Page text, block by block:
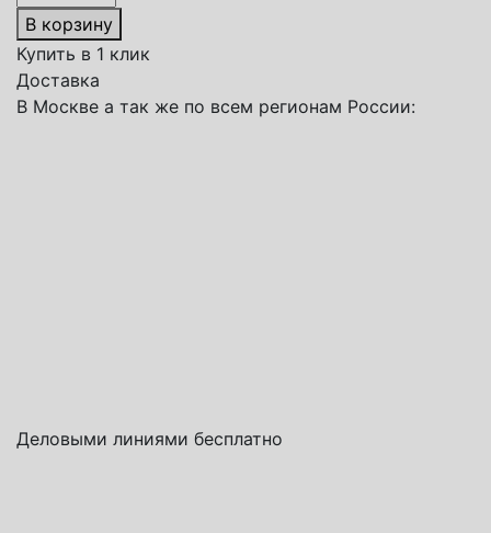
товара
Поло
женское
Classic
темно-
В корзину
Купить в 1 клик
Доставка
В Москве а так же по всем регионам России:
Деловыми линиями бесплатно